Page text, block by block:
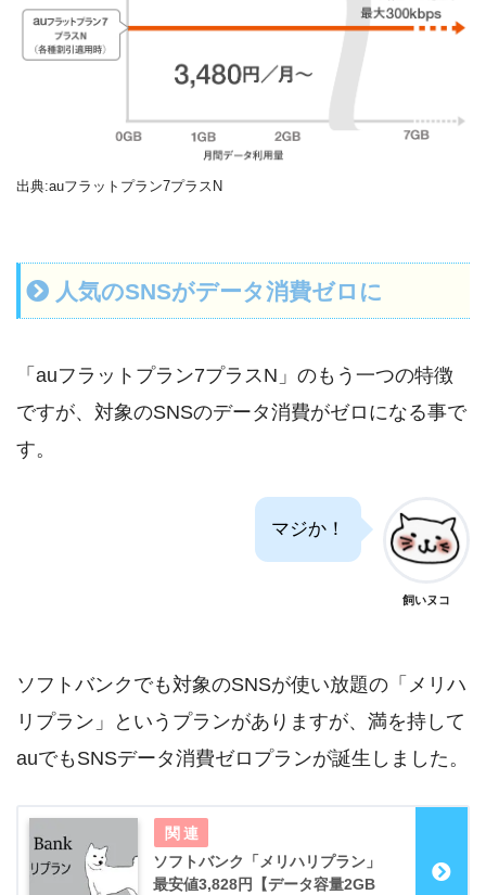
出典:auフラットプラン7プラスN
人気のSNSがデータ消費ゼロに
「auフラットプラン7プラスN」のもう一つの特徴
ですが、対象のSNSのデータ消費がゼロになる事で
す。
マジか！
飼いヌコ
ソフトバンクでも対象のSNSが使い放題の「メリハ
リプラン」というプランがありますが、満を持して
auでもSNSデータ消費ゼロプランが誕生しました。
ソフトバンク「メリハリプラン」
最安値3,828円【データ容量2GB